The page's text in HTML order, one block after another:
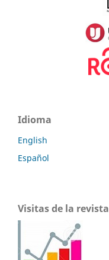
Idioma
English
Español
Visitas de la revista